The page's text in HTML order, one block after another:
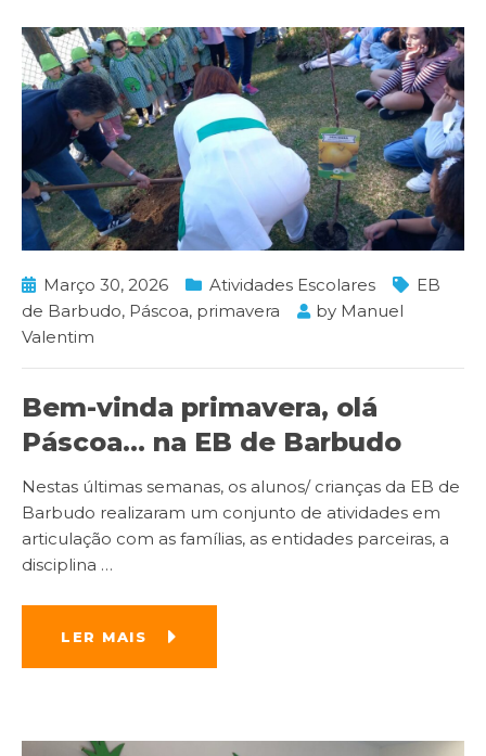
Março 30, 2026 Atividades Escolares
EB
de Barbudo, Páscoa, primavera by Manuel
Valentim
Bem-vinda primavera, olá
Páscoa… na EB de Barbudo
Nestas últimas semanas, os alunos/ crianças da EB de
Barbudo realizaram um conjunto de atividades em
articulação com as famílias, as entidades parceiras, a
disciplina …
LER MAIS